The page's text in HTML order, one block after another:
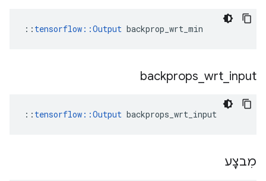
:: tensorflow::Output backprop_wrt_min
backprops wrt input
:: tensorflow::Output backprops_wrt_input
מִבצָע